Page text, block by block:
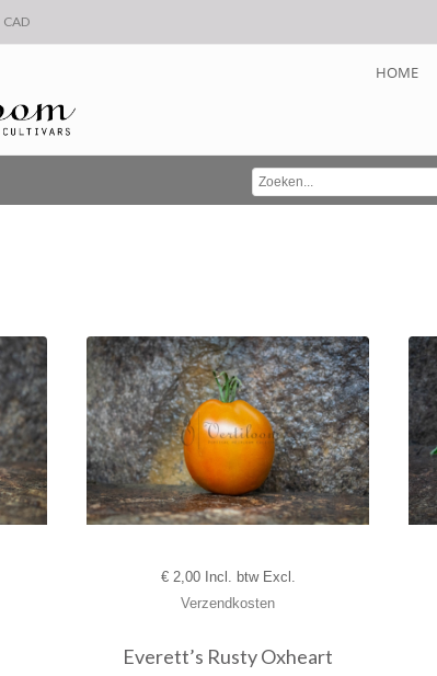
CAD
HOME
€2,00 Incl. btw Excl.
Verzendkosten
Everett’s Rusty Oxheart